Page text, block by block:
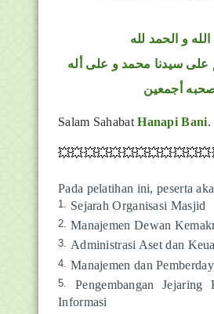
و الحمد لله
على سيدنا محمد و على أله
أجمعين
Salam SahabatHanapi Bani.
Pada pelatihan ini, peserta
Sejarah Organisasi Masjid
Manajemen Dewan
Administrasi Aset dan
Manajemen dan
Pengembangan
Informasi